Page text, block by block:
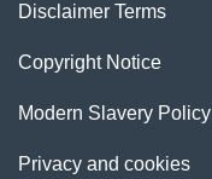
Disclaimer Terms
Copyright Notice
Modern Slavery Policy
Privacy and cookies